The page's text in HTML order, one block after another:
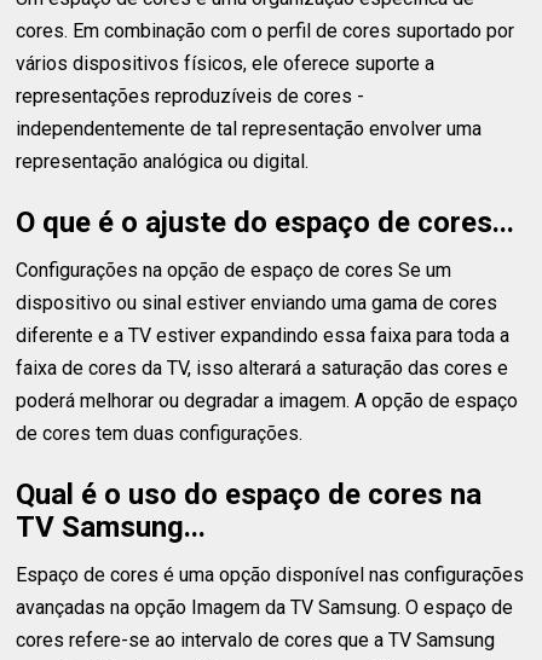
cores. Em combinação com o perfil de cores suportado por
vários dispositivos físicos, ele oferece suporte a
representações reproduzíveis de cores -
independentemente de tal representação envolver uma
representação analógica ou digital.
O que é o ajuste do espaço de cores...
Configurações na opção de espaço de cores Se um
dispositivo ou sinal estiver enviando uma gama de cores
diferente e a TV estiver expandindo essa faixa para toda a
faixa de cores da TV, isso alterará a saturação das cores e
poderá melhorar ou degradar a imagem. A opção de espaço
de cores tem duas configurações.
Qual é o uso do espaço de cores na
TV Samsung...
Espaço de cores é uma opção disponível nas configurações
avançadas na opção Imagem da TV Samsung. O espaço de
cores refere-se ao intervalo de cores que a TV Samsung